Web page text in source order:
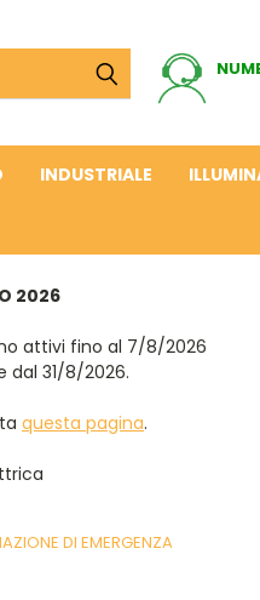
INDUSTRIALE
2026
attivi fino al 7/8/2026
dal 31/8/2026.
questa pagina.
DI EMERGENZA